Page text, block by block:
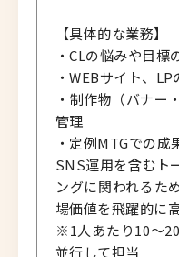
【具体的な業務】
・CLの悩みや目
・WEBサイト、
・制作物（バナー
管理
・定例MTGでの成
SNS運用を含むト
ングに関われるた
場価値を飛躍的に
※1人あたり10〜
並行して担当